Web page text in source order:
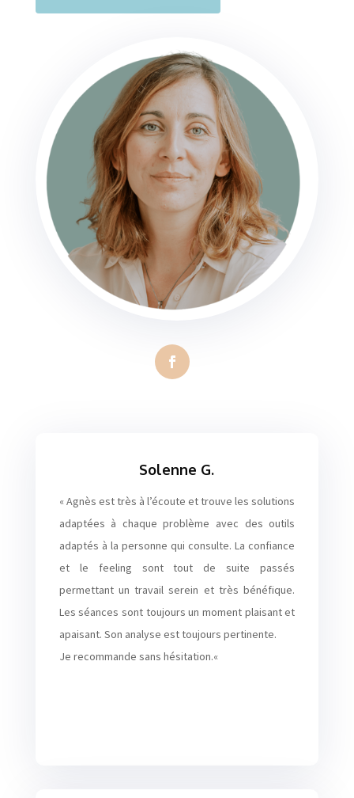
Solenne G.
« Agnès est très à l’écoute et trouve les solutions
adaptées à chaque problème avec des outils
adaptés à la personne qui consulte. La confiance
et le feeling sont tout de suite passés
permettant un travail serein et très bénéfique.
Les séances sont toujours un moment plaisant et
apaisant. Son analyse est toujours pertinente.
Je recommande sans hésitation.«